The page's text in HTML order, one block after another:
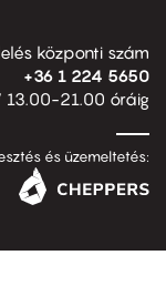
központi szám
+36 1 224 5650
13.00-21.00 óráig
és üzemeltetés: